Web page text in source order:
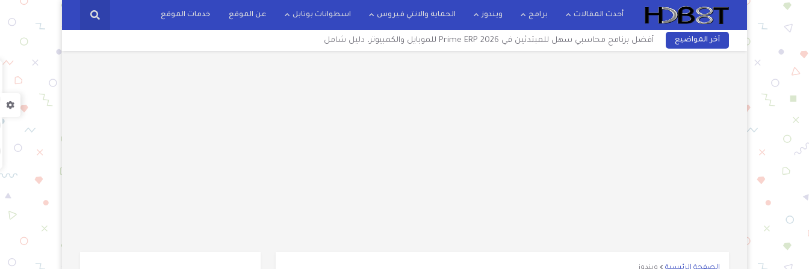
أحدث المقالات برامج ويندوز الحماية والانتي فيروس اسطوانات بوتابل عن الموقع خدمات الموقع
آخر المواضيع
أفضل برنامج محاسبي سهل للمبتدئين في 2026 Prime ERP للموبايل والكمبيوتر، دليل شامل
تحميل برنامج فواتير مبيعات اكسل كامل مجاني آخر إصدار 2026 بعد التحديث
تحويل word إلى pdf بنفس التنسيق بدون برامج 2023